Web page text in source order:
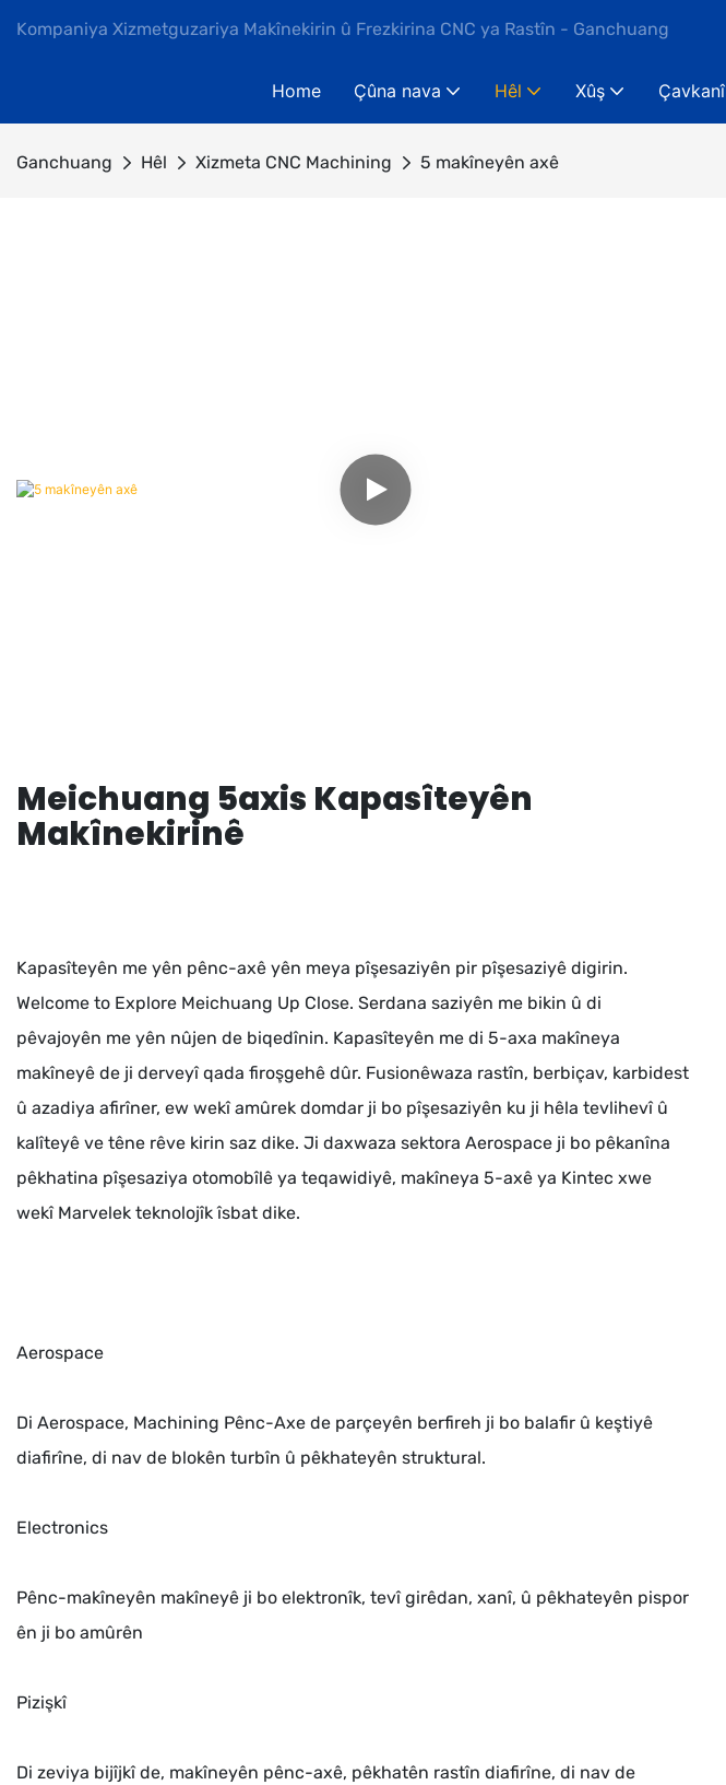
Kompaniya Xizmetguzariya Makînekirin û Frezkirina CNC ya Rastîn - Ganchuang
Home Çûna nava Hêl Xûş Çavkanî
Ganchuang Hêl Xizmeta CNC Machining 5 makîneyên axê
Meichuang 5axis Kapasîteyên
Makînekirinê
Kapasîteyên me yên pênc-axê yên meya pîşesaziyên pir pîşesaziyê digirin.
Welcome to Explore Meichuang Up Close. Serdana saziyên me bikin û di
pêvajoyên me yên nûjen de biqedînin. Kapasîteyên me di 5-axa makîneya
makîneyê de ji derveyî qada firoşgehê dûr. Fusionêwaza rastîn, berbiçav, karbidest
û azadiya afirîner, ew wekî amûrek domdar ji bo pîşesaziyên ku ji hêla tevlihevî û
kalîteyê ve têne rêve kirin saz dike. Ji daxwaza sektora Aerospace ji bo pêkanîna
pêkhatina pîşesaziya otomobîlê ya teqawidiyê, makîneya 5-axê ya Kintec xwe
wekî Marvelek teknolojîk îsbat dike.
Aerospace
Di Aerospace, Machining Pênc-Axe de parçeyên berfireh ji bo balafir û keştiyê
diafirîne, di nav de blokên turbîn û pêkhateyên struktural.
Electronics
Pênc-makîneyên makîneyê ji bo elektronîk, tevî girêdan, xanî, û pêkhateyên pispor
ên ji bo amûrên
Pizişkî
Di zeviya bijîjkî de, makîneyên pênc-axê, pêkhatên rastîn diafirîne, di nav de